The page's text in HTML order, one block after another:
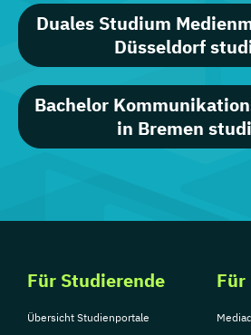
Duales Studium
Düsseldorf
Bachelor
in Bremen
Für Studierende
Übersicht Studienportale
Für